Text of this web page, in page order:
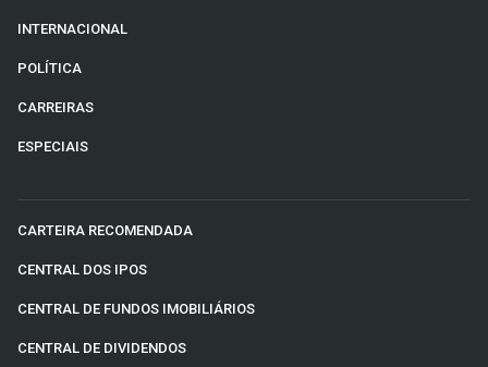
INTERNACIONAL
POLÍTICA
CARREIRAS
ESPECIAIS
CARTEIRA RECOMENDADA
CENTRAL DOS IPOS
CENTRAL DE FUNDOS IMOBILIÁRIOS
CENTRAL DE DIVIDENDOS